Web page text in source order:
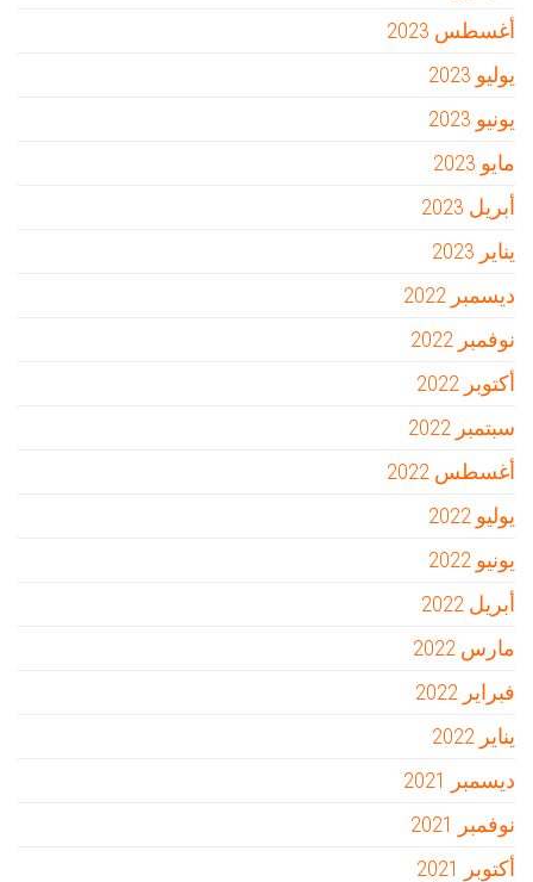
أغسطس 2023
يوليو 2023
يونيو 2023
مايو 2023
أبريل 2023
يناير 2023
ديسمبر 2022
نوفمبر 2022
أكتوبر 2022
سبتمبر 2022
أغسطس 2022
يوليو 2022
يونيو 2022
أبريل 2022
مارس 2022
فبراير 2022
يناير 2022
ديسمبر 2021
نوفمبر 2021
أكتوبر 2021